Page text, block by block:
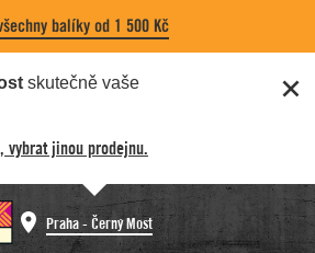
balíky od 1 500 Kč
skutečně vaše
vybrat jinou prodejnu.
Praha - Černý Most